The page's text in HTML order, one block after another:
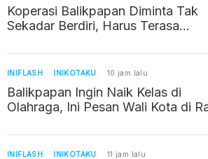
Koperasi Balikpapan Diminta Tak
Sekadar Berdiri, Harus Terasa
INIFLASH INIKOTAKU 10 jam lalu
Balikpapan Ingin Naik Kelas di
Olahraga, Ini Pesan Wali Kota di
INIFLASH INIKOTAKU 11 jam lalu